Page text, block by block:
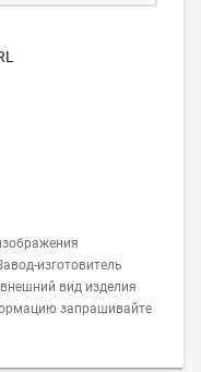
изготовитель
вид изделия
запрашивайте